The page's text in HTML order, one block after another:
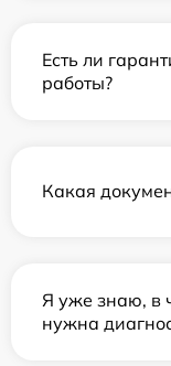
Есть ли
работы?
Какая
Я уже знаю, в
нужна